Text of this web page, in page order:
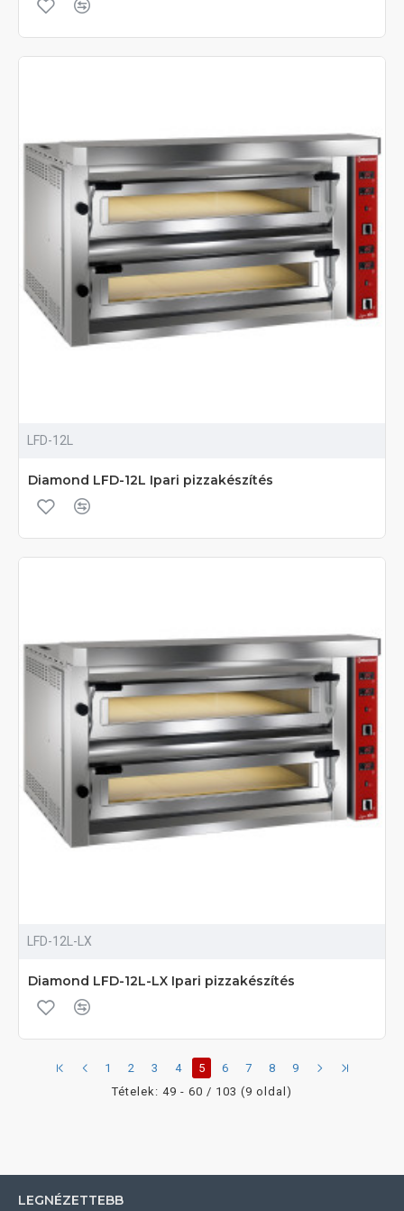
LFD-12L
Diamond LFD-12L Ipari pizzakészítés
LFD-12L-LX
Diamond LFD-12L-LX Ipari pizzakészítés
1 2 3 4 5 6 7 8
9
Tételek: 49 - 60 / 103 (9 oldal)
LEGNÉZETTEBB